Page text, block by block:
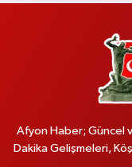
Afyon Haber; Güncel
Dakika Gelişmeleri,